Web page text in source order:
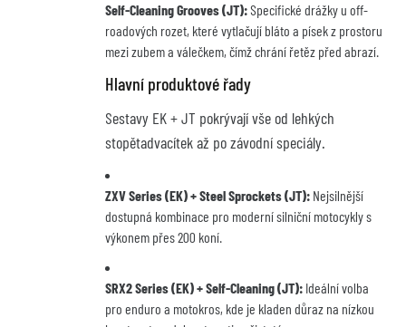
Self-Cleaning Grooves (JT):Specifické drážky u off-
roadových rozet, které vytlačují bláto a písek z prostoru
mezi zubem a válečkem, čímž chrání řetěz před abrazí.
Hlavní produktové řady
Sestavy EK + JT pokrývají vše od lehkých
stopětadvacítek až po závodní speciály.
ZXV Series (EK) + Steel Sprockets (JT): Nejsilnější
dostupná kombinace pro moderní silniční motocykly s
výkonem přes 200 koní.
SRX2 Series (EK) + Self-Cleaning (JT): Ideální volba
pro enduro a motokros, kde je kladen důraz na nízkou